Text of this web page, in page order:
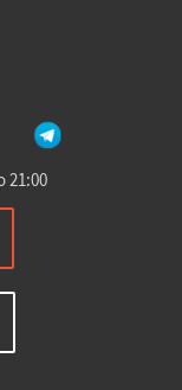
21:00